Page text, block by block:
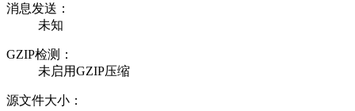
消息发送：
未知
GZIP检测：
未启用GZIP压缩
源文件大小：